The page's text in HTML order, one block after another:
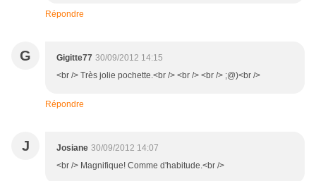
Répondre
G Gigitte77 30/09/2012 14:15
<br /> Très jolie pochette.<br /> <br /> <br /> ;@)<br />
Répondre
J Josiane 30/09/2012 14:07
<br /> Magnifique! Comme d'habitude.<br />